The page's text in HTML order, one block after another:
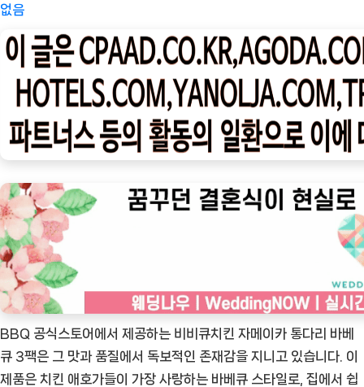
on
우
ㅣ
인
기
상
BBQ
공
비
비
큐
없음
BBQ 공식스토어에서 제공하는 비비큐치킨 자메이카 통다리 바베
큐 3팩은 그 맛과 품질에서 독보적인 존재감을 지니고 있습니다. 이
제품은 치킨 애호가들이 가장 사랑하는 바베큐 스타일로, 집에서 쉽